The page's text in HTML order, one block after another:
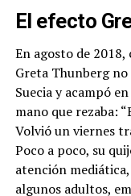
El efecto
En agosto de
Greta Thunberg no
Suecia y acampó
mano que rezaba:
Volvió un viernes
Poco a poco, su
atención
algunos adultos,